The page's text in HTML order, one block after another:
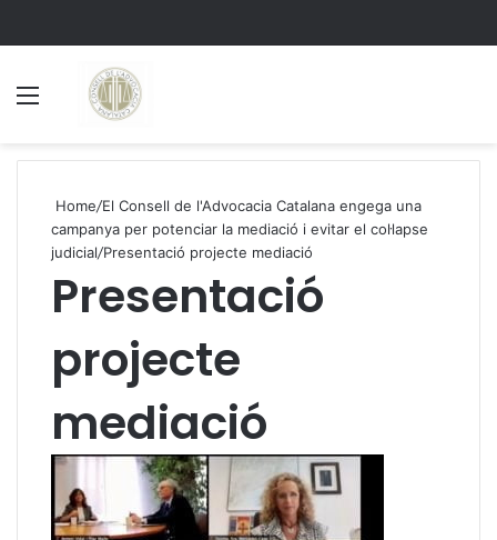
Home/El Consell de l'Advocacia Catalana engega una
campanya per potenciar la mediació i evitar el col·lapse
judicial/Presentació projecte mediació
Presentació
projecte
mediació